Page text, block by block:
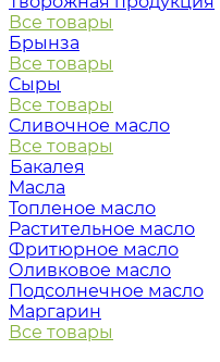
Все товары
Брынза
Все товары
Сыры
Все товары
Сливочное масло
Все товары
Бакалея
Масла
Топленое масло
Растительное масло
Фритюрное масло
Оливковое масло
Подсолнечное масло
Маргарин
Все товары